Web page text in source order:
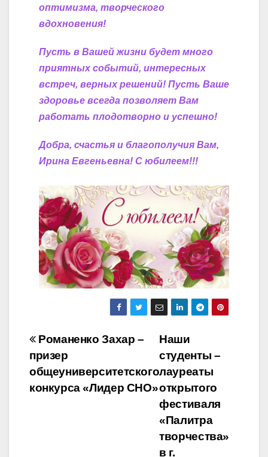
оптимизма, творческого
вдохновения!
Пусть в Вашей жизни будет много
приятных событий, интересных
встреч, верных решений! Пусть Ваше
здоровье всегда позволяет Вам
работать плодотворно и успешно!
Добра, счастья и благополучия Вам,
Ирина Евгеньевна! С юбилеем!!!
Навигация
по
записям
Наши
студенты –
лауреаты
открытого
фестиваля
«Палитра
творчества»
в г.
Романенко Захар –
призер
общеуниверситетского
конкурса «Лидер СНО»